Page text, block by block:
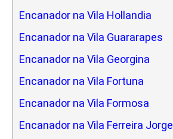
Encanador na Vila Hollandia
Encanador na Vila Guararapes
Encanador na Vila Georgina
Encanador na Vila Fortuna
Encanador na Vila Formosa
Encanador na Vila Ferreira Jorge